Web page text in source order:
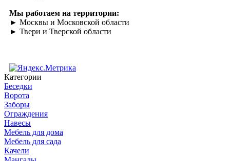
Мы работаем на территории:
► Москвы и Московской области
► Твери и Тверской области
Категории
Беседки
Ворота
Заборы
Ограждения
Навесы
Мебель для дома
Мебель для сада
Качели